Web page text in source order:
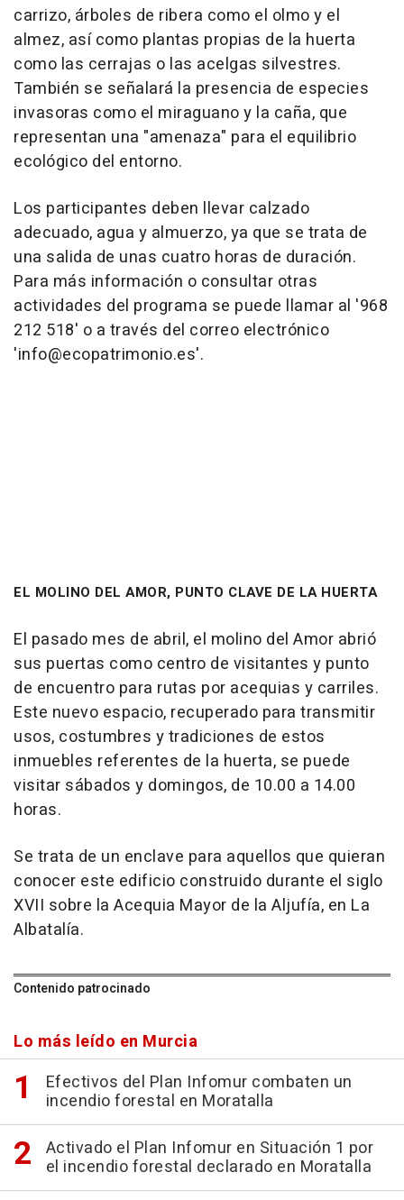
carrizo, árboles de ribera como el olmo y el
almez, así como plantas propias de la huerta
como las cerrajas o las acelgas silvestres.
También se señalará la presencia de especies
invasoras como el miraguano y la caña, que
representan una "amenaza" para el equilibrio
ecológico del entorno.
Los participantes deben llevar calzado
adecuado, agua y almuerzo, ya que se trata de
una salida de unas cuatro horas de duración.
Para más información o consultar otras
actividades del programa se puede llamar al '968
212 518' o a través del correo electrónico
'info@ecopatrimonio.es'.
EL MOLINO DEL AMOR, PUNTO CLAVE DE LA HUERTA
El pasado mes de abril, el molino del Amor abrió
sus puertas como centro de visitantes y punto
de encuentro para rutas por acequias y carriles.
Este nuevo espacio, recuperado para transmitir
usos, costumbres y tradiciones de estos
inmuebles referentes de la huerta, se puede
visitar sábados y domingos, de 10.00 a 14.00
horas.
Se trata de un enclave para aquellos que quieran
conocer este edificio construido durante el siglo
XVII sobre la Acequia Mayor de la Aljufía, en La
Albatalía.
Contenido patrocinado
Lo más leído en Murcia
Efectivos del Plan Infomur combaten un
incendio forestal en Moratalla
Activado el Plan Infomur en Situación 1 por
el incendio forestal declarado en Moratalla